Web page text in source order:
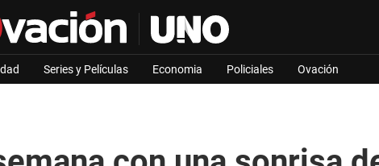
Series y Películas Economia Policiales Ovación